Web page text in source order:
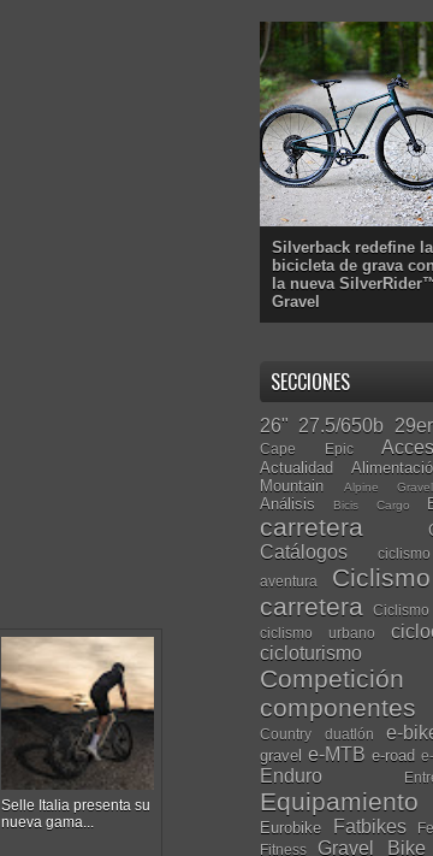
Selle Italia presenta su
nueva gama...
Silverback redefine la
bicicleta de grava
la nueva
Gravel
SECCIONES
26" 27.5/650b 29er
Cape Epic
Actualidad
Mountain
Alpine
Análisis Bicis Cargo
carretera
Catálogos
aventura
carretera
Ciclismo
ciclismo urbano
cicloturismo
Competición
componentes
Country duatlón e-
gravel e-MTB e-road
Enduro
Equipamiento
Eurobike Fatbikes
Fitness
Gravel Bike